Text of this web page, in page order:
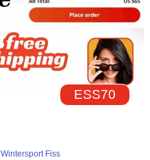
ESS70
Wintersport Fiss